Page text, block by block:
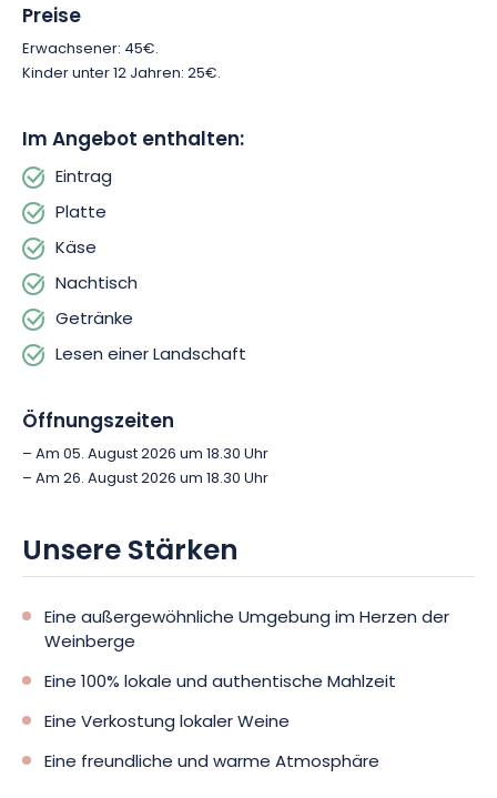
Preise
Erwachsener: 45€.
Kinder unter 12 Jahren: 25€.
Im Angebot enthalten:
Eintrag
Platte
Käse
Nachtisch
Getränke
Lesen einer Landschaft
Öffnungszeiten
– Am 05. August 2026 um 18.30 Uhr
– Am 26. August 2026 um 18.30 Uhr
Unsere Stärken
Eine außergewöhnliche Umgebung im Herzen der
Weinberge
Eine 100% lokale und authentische Mahlzeit
Eine Verkostung lokaler Weine
Eine freundliche und warme Atmosphäre